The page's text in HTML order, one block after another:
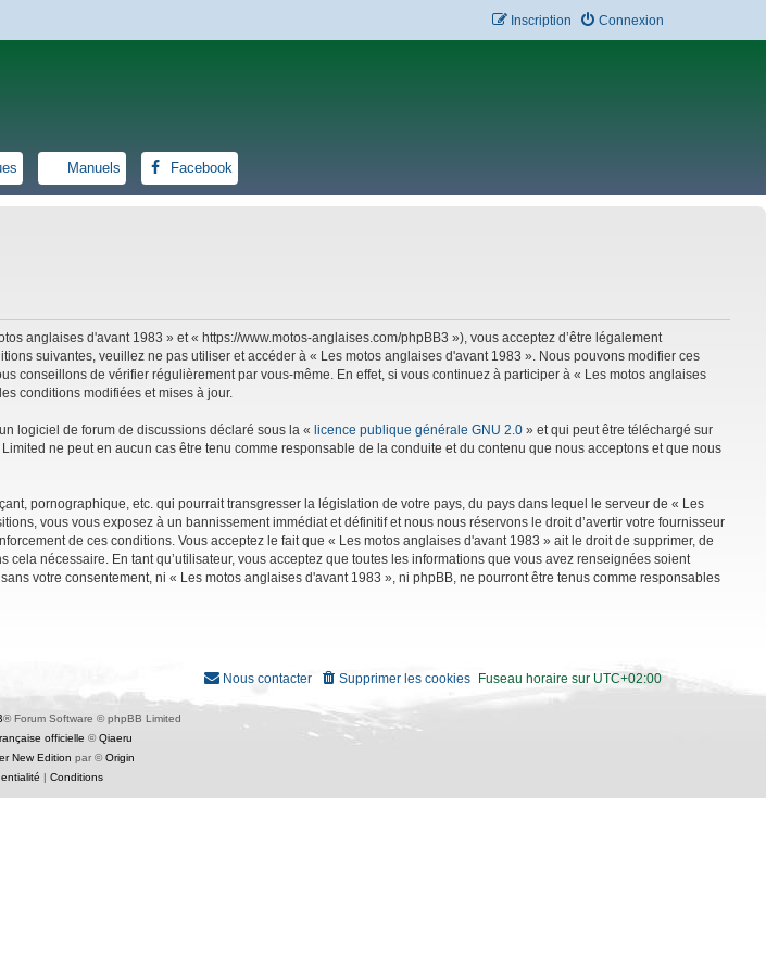
Connexion
Inscription
Manuels Facebook
anglaises d'avant 1983 » et « https://www.motos-anglaises.com/phpBB3 »), vous acceptez d’être légalement
suivantes, veuillez ne pas utiliser et accéder à « Les motos anglaises d'avant 1983 ». Nous pouvons modifier ces
conseillons de vérifier régulièrement par vous-même. En effet, si vous continuez à participer à « Les motos anglaises
conditions modifiées et mises à jour.
logiciel de forum de discussions déclaré sous la « licence publique générale GNU 2.0 » et qui peut être téléchargé sur
ne peut en aucun cas être tenu comme responsable de la conduite et du contenu que nous acceptons et que nous
pornographique, etc. qui pourrait transgresser la législation de votre pays, du pays dans lequel le serveur de « Les
vous vous exposez à un bannissement immédiat et définitif et nous nous réservons le droit d’avertir votre fournisseur
de ces conditions. Vous acceptez le fait que « Les motos anglaises d'avant 1983 » ait le droit de supprimer, de
nécessaire. En tant qu’utilisateur, vous acceptez que toutes les informations que vous avez renseignées soient
votre consentement, ni « Les motos anglaises d'avant 1983 », ni phpBB, ne pourront être tenus comme responsables
Fuseau horaire sur UTC+02:00
Supprimer les cookies
Nous contacter
® Forum Software © phpBB Limited
officielle ©Qiaeru
New Edition par ©Origin
Conditions